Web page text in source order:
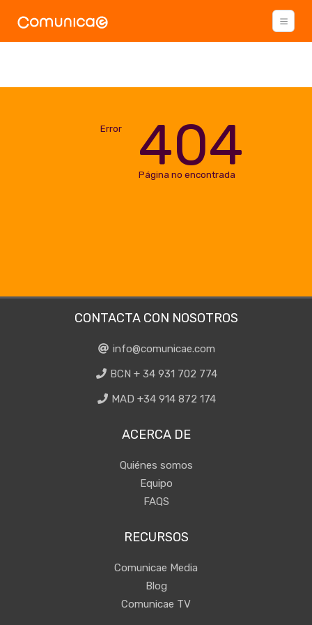
Error 404
Página no encontrada
CONTACTA CON NOSOTROS
info@comunicae.com
BCN + 34 931 702 774
MAD +34 914 872 174
ACERCA DE
Quiénes somos
Equipo
FAQS
RECURSOS
Comunicae Media
Blog
Comunicae TV